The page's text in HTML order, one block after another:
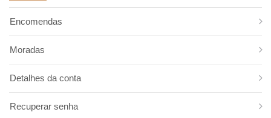
Folha de Antúrio
Folhas Estreitas
Monstera
Papiros
Encomendas
Moradas
Detalhes da conta
Recuperar senha